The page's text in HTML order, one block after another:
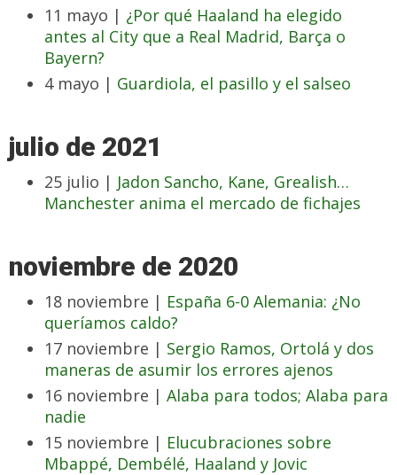
11 mayo | ¿Por qué Haaland ha elegido
antes al City que a Real Madrid, Barça o
Bayern?
4 mayo | Guardiola, el pasillo y el salseo
julio de 2021
25 julio | Jadon Sancho, Kane, Grealish…
Manchester anima el mercado de fichajes
noviembre de 2020
18 noviembre | España 6-0 Alemania: ¿No
queríamos caldo?
17 noviembre | Sergio Ramos, Ortolá y dos
maneras de asumir los errores ajenos
16 noviembre | Alaba para todos; Alaba para
nadie
15 noviembre | Elucubraciones sobre
Mbappé, Dembélé, Haaland y Jovic